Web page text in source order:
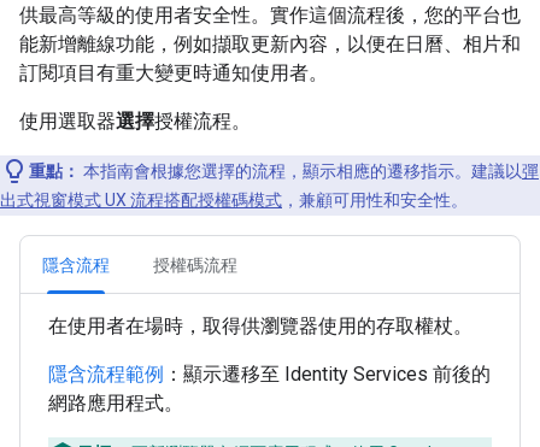
供最高等級的使用者安全性。實作這個流程後，您的平台也
能新增離線功能，例如擷取更新內容，以便在日曆、相片和
訂閱項目有重大變更時通知使用者。
使用選取器選擇授權流程。
重點： 本指南會根據您選擇的流程，顯示相應的遷移指示。建議以彈
出式視窗模式 UX 流程搭配授權碼模式 ，兼顧可用性和安全性。
隱含流程 授權碼流程
在使用者在場時，取得供瀏覽器使用的存取權杖。
隱含流程範例 ：顯示遷移至 Identity Services 前後的
網路應用程式。